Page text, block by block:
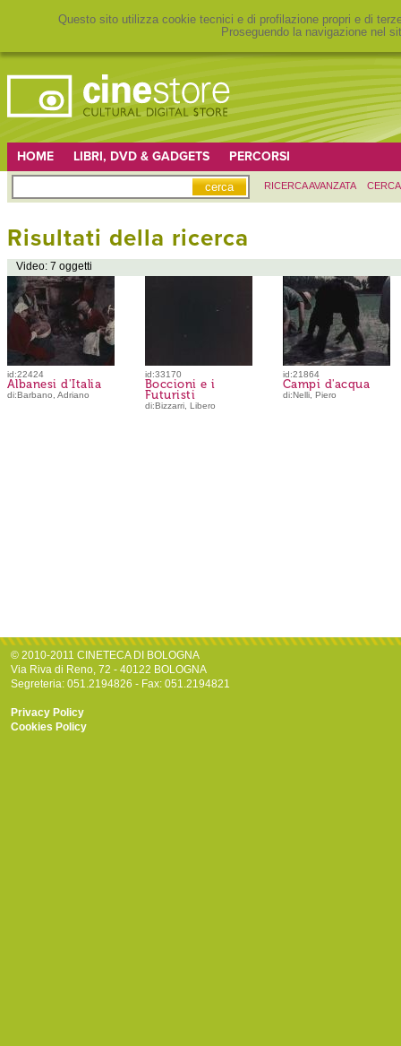
Questo sito utilizza cookie tecnici e di profilazione propri e di
Proseguendo la navigazione nel
HOME LIBRI, DVD & GADGETS PERCORSI
RICERCA AVANZATA
Risultati della ricerca
Video: 7 oggetti
id:22424
Albanesi d'Italia
di:Barbano, Adriano
id:33170
Boccioni e i
Futuristi
di:Bizzarri, Libero
id:21864
Campi d'acqua
di:Nelli, Piero
© 2010-2011 CINETECA DI BOLOGNA
Via Riva di Reno, 72 - 40122 BOLOGNA
Segreteria: 051.2194826 - Fax: 051.2194821
Privacy Policy
Cookies Policy